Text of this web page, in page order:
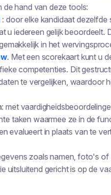
de hand van deze tools:
: door elke kandidaat
u iedereen gelijk beoordeelt.
in het
. Met een scorekaart kunt u
competenties. Dit
te vergelijken, waardoor
: met
taken waarmee ze in de
evalueert in plaats van te
zoals namen, foto's
uitsluitend gericht is op de